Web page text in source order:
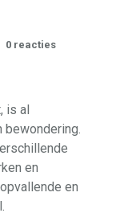
0 reacties
is al
bewondering.
en
en